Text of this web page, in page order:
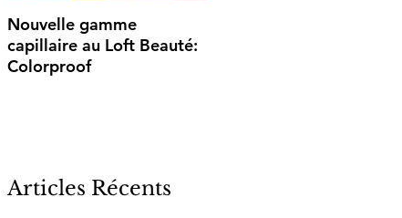
Nouvelle gamme
capillaire au Loft Beauté:
Colorproof
Articles Récents